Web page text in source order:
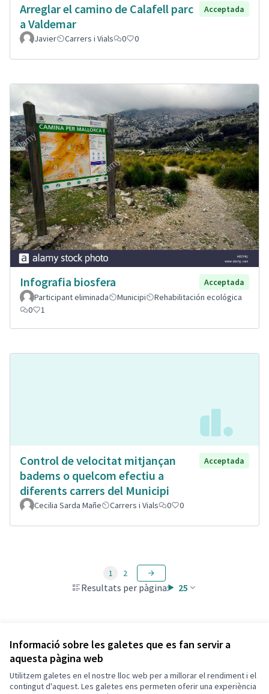
Informació sobre les galetes que es fan servir a
aquesta pàgina web
Utilitzem galetes en el nostre lloc web per a millorar el rendiment i el
contingut d'aquest. Les galetes ens permeten oferir una experiència
Arreglar el camino de Calafell parc
a Valdemar
Acceptada
Javier Carrers i Vials 0 0
Infografia biosfera
Acceptada
Participant eliminada
Municipi
Rehabilitación ecológica
0
1
Control de velocitat mitjançan
badems o quelcom efectiu a
diferents carrers del Municipi
Acceptada
Cecilia Sarda Mañe Carrers i Vials 0 0
Resultats per pàgina: 25
1 2
Veure totes les propostes retirades
Termes i condicions d'ús
Configuració de les galetes